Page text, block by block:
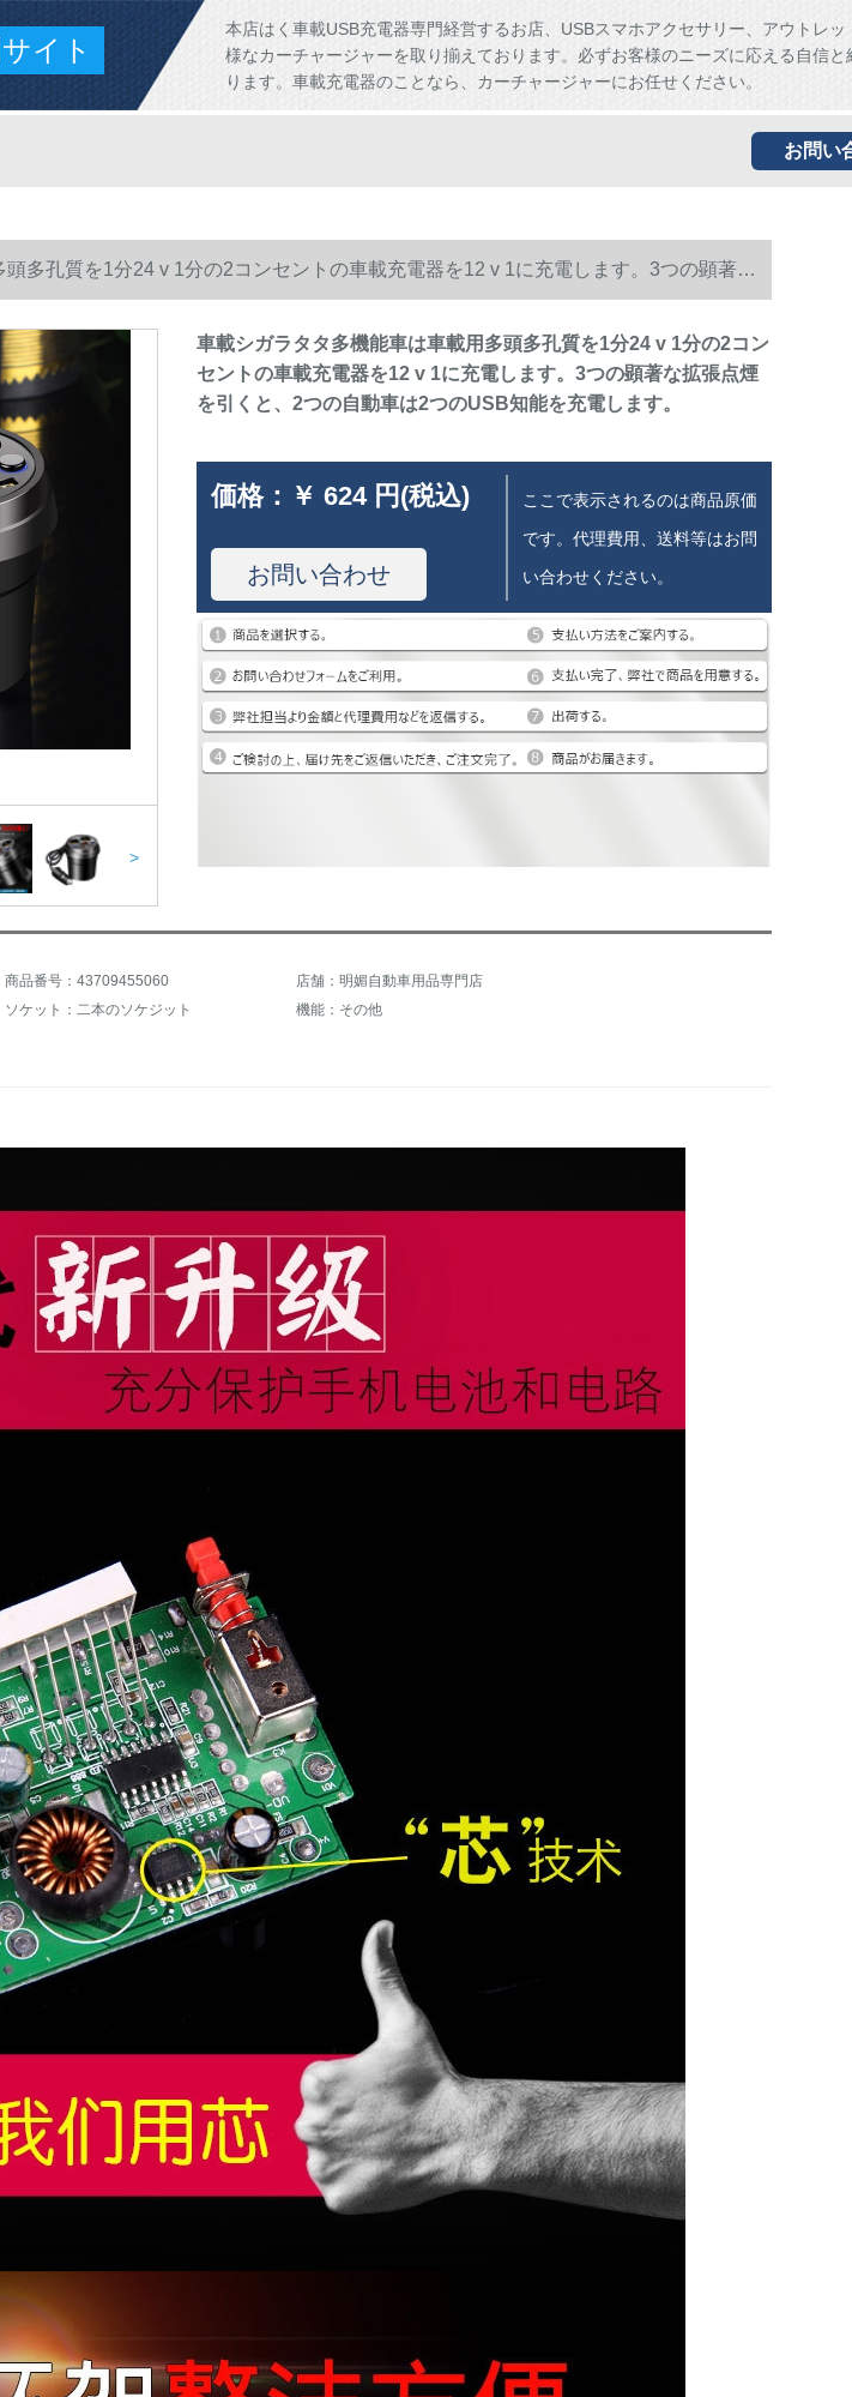
イト
本店はく車載USB充電器専門経営するお店、USBスマホアクセサリー、アウトレッ
様なカーチャージャーを取り揃えております。必ずお客様のニーズに応える自信と
ります。車載充電器のことなら、カーチャージャーにお任せください。
お問い
多孔質を1分24 v 1分の2コンセントの車載充電器を12 v 1に充電します。3つの顕著な
USB知能を充電します。
>
車載シガラタタ多機能車は車載用多頭多孔質を1分24 v 1分の2コン
セントの車載充電器を12 v 1に充電します。3つの顕著な拡張点煙
を引くと、2つの自動車は2つのUSB知能を充電します。
価格： ￥ 624 円(税込)
お問い合わせ
ここで表示されるのは商品原価
です。代理費用、送料等はお問
い合わせください。
商品番号：43709455060
店舗：明媚自動車用品専門店
ソケット：二本のソケジット
機能：その他